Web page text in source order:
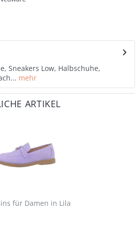
Sneakers Low, Halbschuhe,
mehr
ARTIKEL
für Damen in Lila